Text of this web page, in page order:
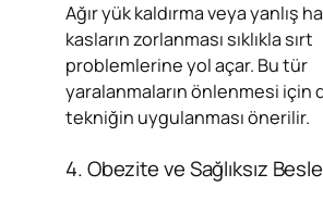
Ağır yük kaldırma veya yanlış
kasların zorlanması sıklıkla sırt
problemlerine yol açar. Bu tür
yaralanmaların önlenmesi için
tekniğin uygulanması önerilir.
4. Obezite ve Sağlıksız